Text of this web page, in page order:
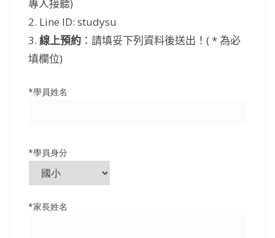
專人接聽)
2. Line ID: studysu
3. 線上預約 ：請填妥下列資料後送出！( * 為必
填欄位)
*學員姓名
*學員身分
*家長姓名